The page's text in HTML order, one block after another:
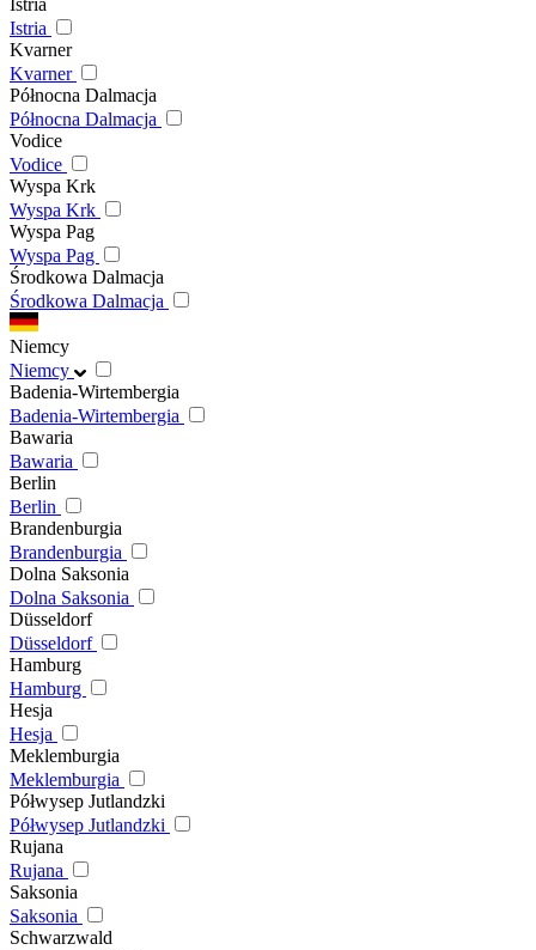
Istria
Istria
Kvarner
Kvarner
Północna Dalmacja
Północna Dalmacja
Vodice
Vodice
Wyspa Krk
Wyspa Krk
Wyspa Pag
Wyspa Pag
Środkowa Dalmacja
Środkowa Dalmacja
Niemcy
Niemcy
Badenia-Wirtembergia
Badenia-Wirtembergia
Bawaria
Bawaria
Berlin
Berlin
Brandenburgia
Brandenburgia
Dolna Saksonia
Dolna Saksonia
Düsseldorf
Düsseldorf
Hamburg
Hamburg
Hesja
Hesja
Meklemburgia
Meklemburgia
Półwysep Jutlandzki
Półwysep Jutlandzki
Rujana
Rujana
Saksonia
Saksonia
Schwarzwald